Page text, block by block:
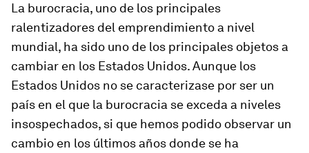
La burocracia, uno de los principales
ralentizadores del emprendimiento a nivel
mundial, ha sido uno de los principales objetos a
cambiar en los Estados Unidos. Aunque los
Estados Unidos no se caracterizase por ser un
país en el que la burocracia se exceda a niveles
insospechados, si que hemos podido observar un
cambio en los últimos años donde se ha